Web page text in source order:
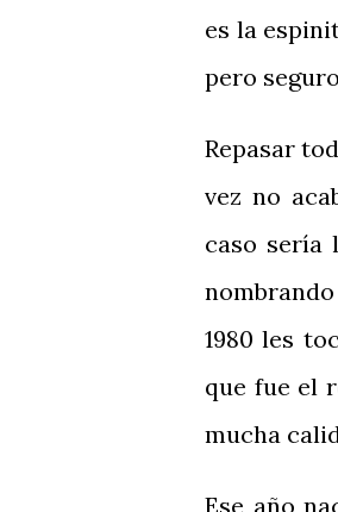
es la
pero
Repasar
vez no
caso sería
1980 les
que fue el
mucha
Ese año